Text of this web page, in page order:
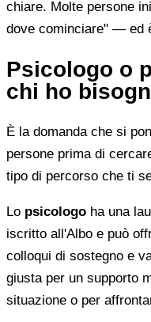
chiare. Molte persone
dove cominciare" — ed
Psicologo o
chi ho
È la domanda che si
persone prima di
tipo di percorso che ti
Lo psicologo ha una
iscritto all'Albo e può
colloqui di sostegno e
giusta per un supporto
situazione o per